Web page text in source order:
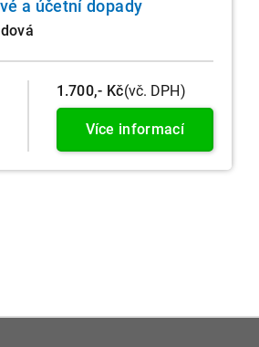
a účetní dopady
1.700,- Kč(vč. DPH)
Více informací